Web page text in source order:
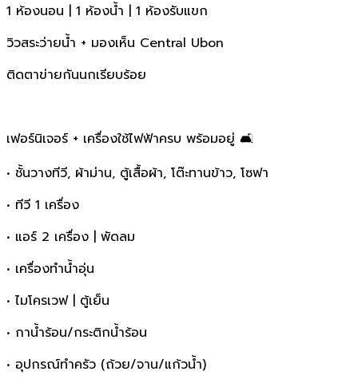
1 ห้องนอน | 1 ห้องน้ำ | 1 ห้องรับแขก
วิวสระว่ายน้ำ + มองเห็น Central Ubon
ติดตาข่ายกันนกเรียบร้อย
เฟอร์นิเจอร์ + เครื่องใช้ไฟฟ้าครบ พร้อมอยู่ 🛋️
• ชั้นวางทีวี, ผ้าม่าน, ตู้เสื้อผ้า, โต๊ะทานข้าว, โซฟา
• ทีวี 1 เครื่อง
• แอร์ 2 เครื่อง | พัดลม
• เครื่องทำน้ำอุ่น
• ไมโครเวฟ | ตู้เย็น
• กาน้ำร้อน/กระติกน้ำร้อน
• อุปกรณ์ทำครัว (ถ้วย/จาน/แก้วน้ำ)